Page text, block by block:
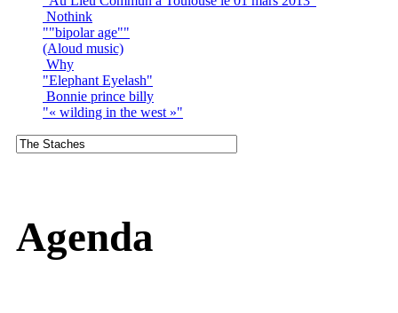
Nothink
""bipolar age""
(Aloud music)
Why
"Elephant Eyelash"
Bonnie prince billy
"« wilding in the west »"
Agenda